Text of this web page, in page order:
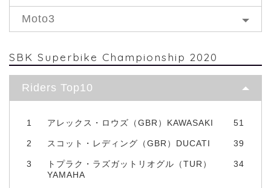
Moto3
SBK Superbike Championship 2020
Riders Top10
1 アレックス・ロウズ（GBR）KAWASAKI 51
2 スコット・レディング（GBR）DUCATI 39
3
トプラク・ラズガットリオグル（TUR）
YAMAHA
34